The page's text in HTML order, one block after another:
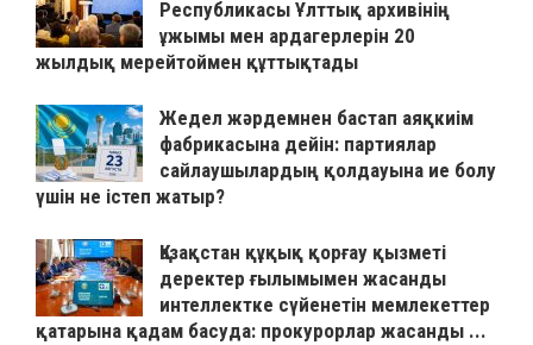
Республикасы Ұлттық архивінің
ұжымы мен ардагерлерін 20
жылдық мерейтоймен құттықтады
Жедел жәрдемнен бастап аяқкиім
фабрикасына дейін: партиялар
сайлаушылардың қолдауына ие болу
үшін не істеп жатыр?
Қазақстан құқық қорғау қызметі
деректер ғылымымен жасанды
интеллектке сүйенетін мемлекеттер
қатарына қадам басуда: прокурорлар жасанды ...